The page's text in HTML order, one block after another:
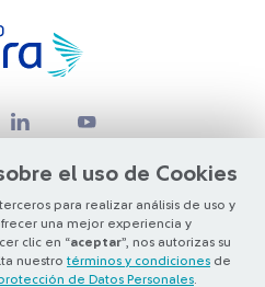
el uso de Cookies
para realizar análisis de uso y
una mejor experiencia y
clic en “aceptar”, nos autorizas su
nuestro términos y condiciones de
de Datos Personales
SURA 2026